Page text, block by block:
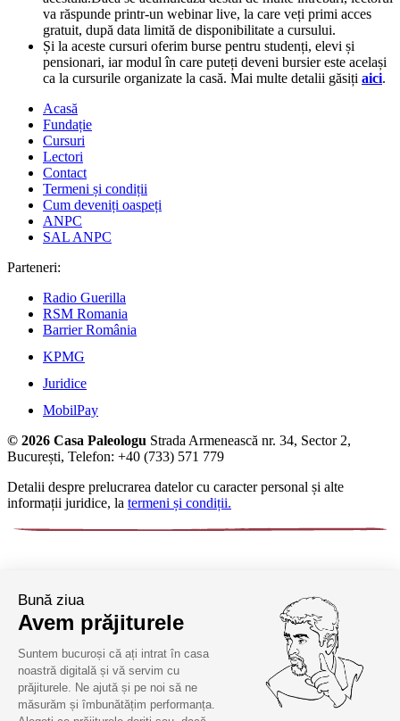
va răspunde printr-un webinar live, la care veți primi acces
gratuit, după data limită de disponibilitate a cursului.
Și la aceste cursuri oferim burse pentru studenți, elevi și
pensionari, iar modul în care puteți deveni bursier este același
ca la cursurile organizate la casă. Mai multe detalii găsiți aici.
Acasă
Fundație
Cursuri
Lectori
Contact
Termeni și condiții
Cum deveniți oaspeți
ANPC
SAL ANPC
Parteneri:
Radio Guerilla
RSM Romania
Barrier România
KPMG
Juridice
MobilPay
© 2026 Casa Paleologu Strada Armenească nr. 34, Sector 2,
București, Telefon: +40 (733) 571 779
Detalii despre prelucrarea datelor cu caracter personal și alte
informații juridice, la termeni și condiții.
Bună ziua
Avem prăjiturele
Suntem bucuroși că ați intrat în casa
noastră digitală și vă servim cu
prăjiturele. Ne ajută și pe noi să ne
măsurăm și îmbunătățim performanța.